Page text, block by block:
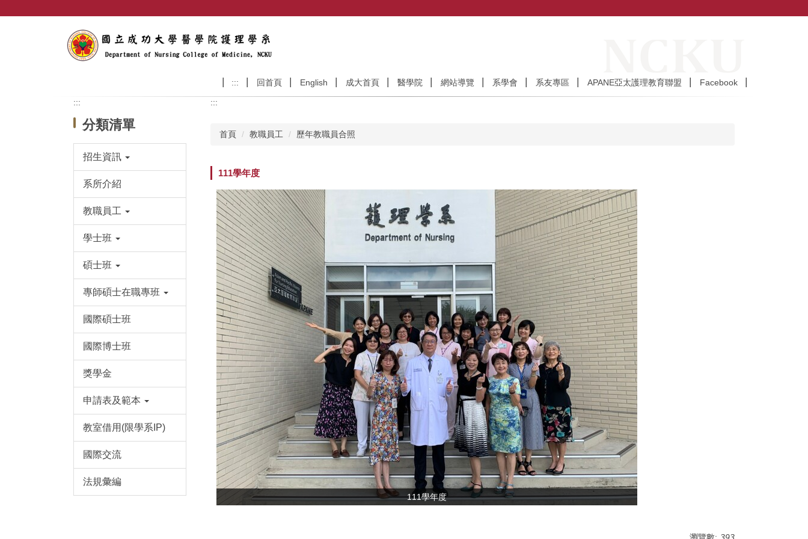
::: 回首頁 English 成大首頁 醫學院 網站導覽 系學會 系友專區 APANE亞太護理教育聯盟 Facebook
:::
分類清單
招生資訊
系所介紹
教職員工
學士班
碩士班
專師碩士在職專班
國際碩士班
國際博士班
獎學金
申請表及範本
教室借用(限學系IP)
國際交流
法規彙編
:::
首頁 教職員工 歷年教職員合照
111學年度
111學年度
瀏覽數: 393